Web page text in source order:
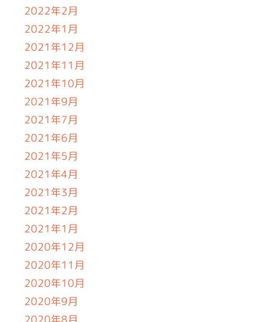
2022年2月
2022年1月
2021年12月
2021年11月
2021年10月
2021年9月
2021年7月
2021年6月
2021年5月
2021年4月
2021年3月
2021年2月
2021年1月
2020年12月
2020年11月
2020年10月
2020年9月